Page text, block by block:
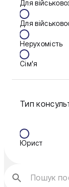
Запоріжжя
Калуш
Кам'янське
Ковель
Краматорськ
Кривий Ріг
Для
Для
Нерухомість
Сім'я
Тип
Юрист